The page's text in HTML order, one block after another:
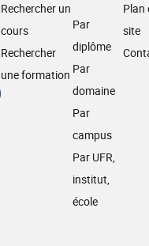
Rechercher un
cours
Rechercher
une formation
Par
diplôme
Par
domaine
Par
campus
Par UFR,
institut,
école
Plan
site